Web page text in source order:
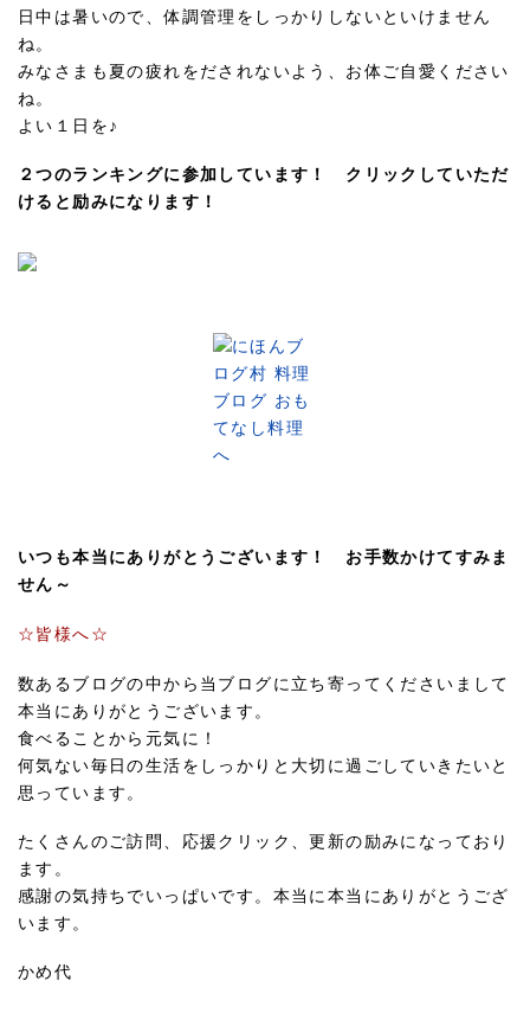
日中は暑いので、体調管理をしっかりしないといけません
ね。
みなさまも夏の疲れをだされないよう、お体ご自愛ください
ね。
よい１日を♪
２つのランキングに参加しています！ クリックしていただ
けると励みになります！
いつも本当にありがとうございます！ お手数かけてすみま
せん～
☆皆様へ☆
数あるブログの中から当ブログに立ち寄ってくださいまして
本当にありがとうございます。
食べることから元気に！
何気ない毎日の生活をしっかりと大切に過ごしていきたいと
思っています。
たくさんのご訪問、応援クリック、更新の励みになっており
ます。
感謝の気持ちでいっぱいです。本当に本当にありがとうござ
います。
かめ代